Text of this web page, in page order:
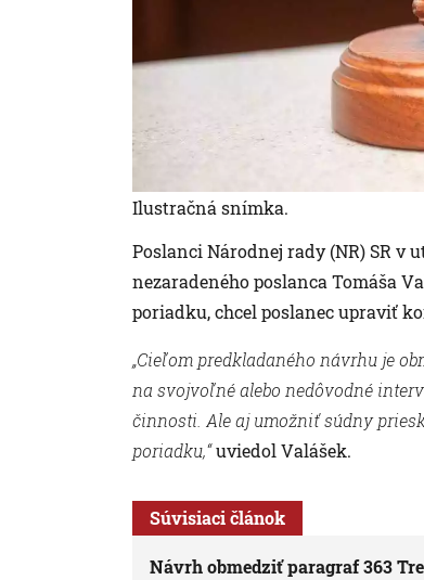
Ilustračná snímka.
Poslanci Národnej rady (NR) SR v
nezaradeného poslanca Tomáša
poriadku, chcel poslanec upraviť
„Cieľom predkladaného návrhu je
na svojvoľné alebo nedôvodné
činnosti. Ale aj umožniť súdny
poriadku,“uviedol Valášek.
Súvisiaci článok
Návrh obmedziť paragraf 363